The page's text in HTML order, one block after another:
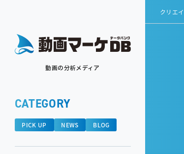
動画の分析メディア
CATEGORY
PICK UP NEWS BLOG
クリエ